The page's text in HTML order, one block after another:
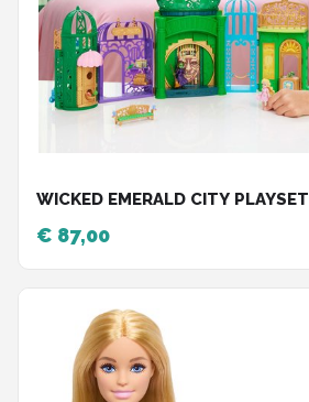
WICKED EMERALD CITY PLAYSET
€ 87,00